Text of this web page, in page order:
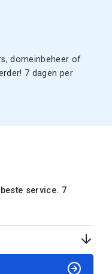
domeinbeheer of
7 dagen per
service. 7